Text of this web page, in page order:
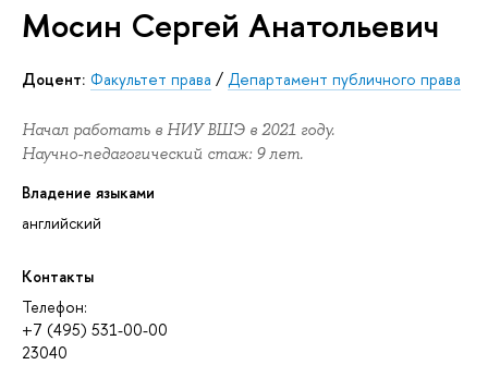
Мосин Сергей Анатольевич
Доцент: Факультет права / Департамент публичного права
Начал работать в НИУ ВШЭ в 2021 году.
Научно-педагогический стаж: 9 лет.
Владение языками
английский
Контакты
Телефон:
+7 (495) 531-00-00
23040